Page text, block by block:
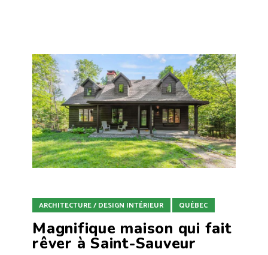
ARCHITECTURE / DESIGN INTÉRIEUR QUÉBEC
Magnifique maison qui fait
rêver à Saint-Sauveur